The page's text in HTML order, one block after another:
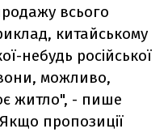
всього
китайському
небудь російської
можливо,
житло", - пише
пропозиції